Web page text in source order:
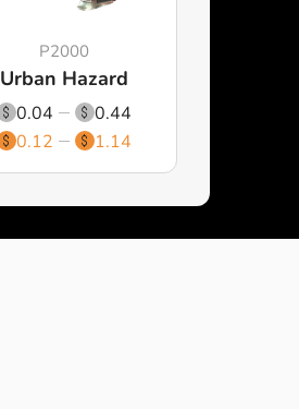
P2000
Urban Hazard
0.04
0.44
0.12
1.14